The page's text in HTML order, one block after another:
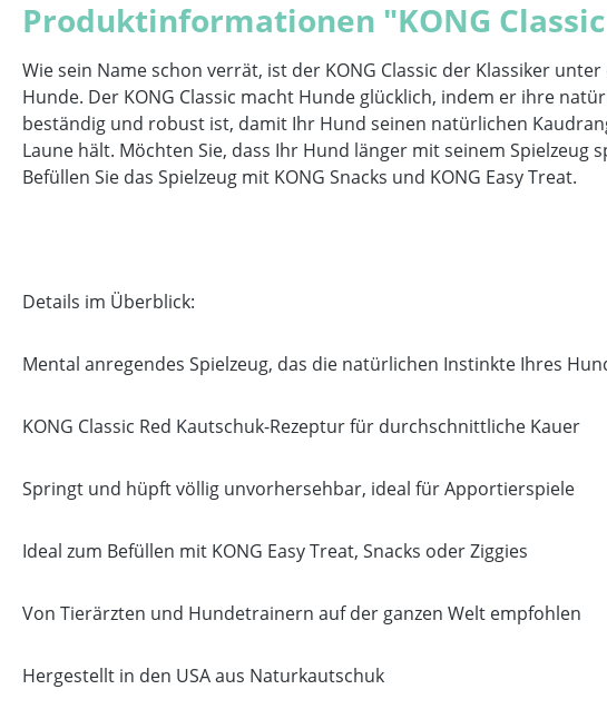
Produktinformationen "KONG
Wie sein Name schon verrät, ist der KONG Classic der Klassiker
Hunde. Der KONG Classic macht Hunde glücklich, indem er ihre
beständig und robust ist, damit Ihr Hund seinen natürlichen
Laune hält. Möchten Sie, dass Ihr Hund länger mit seinem
Befüllen Sie das Spielzeug mit KONG Snacks und KONG Easy Treat.
Details im Überblick:
Mental anregendes Spielzeug, das die natürlichen Instinkte Ihres
KONG Classic Red Kautschuk-Rezeptur für durchschnittliche Kauer
Springt und hüpft völlig unvorhersehbar, ideal für Apportierspiele
Ideal zum Befüllen mit KONG Easy Treat, Snacks oder Ziggies
Von Tierärzten und Hundetrainern auf der ganzen Welt empfohlen
Hergestellt in den USA aus Naturkautschuk